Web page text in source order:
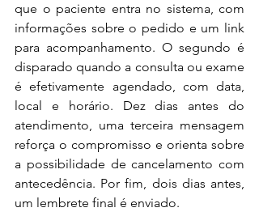
que o paciente entra no sistema, com
informações sobre o pedido e um link
para acompanhamento. O segundo é
disparado quando a consulta ou exame
é efetivamente agendado, com data,
local e horário. Dez dias antes do
atendimento, uma terceira mensagem
reforça o compromisso e orienta sobre
a possibilidade de cancelamento com
antecedência. Por fim, dois dias antes,
um lembrete final é enviado.